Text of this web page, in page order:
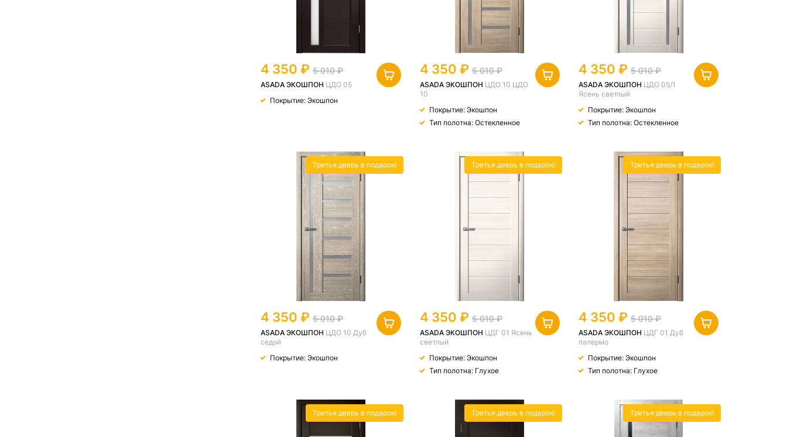
4 350 5 010
ASADA ЭКОШПОН ЦДО 05
Покрытие: Экошпон
4 350 5 010
ASADA ЭКОШПОН ЦДО 10 ЦДО
10
Покрытие: Экошпон
Тип полотна: Остекленное
4 350 5 010
ASADA ЭКОШПОН ЦДО 05/1
Ясень светлый
Покрытие: Экошпон
Тип полотна: Остекленное
Третья дверь в подарок!
4 350 5 010
ASADA ЭКОШПОН ЦДО 10 Дуб
седой
Покрытие: Экошпон
Третья дверь в подарок!
4 350 5 010
ASADA ЭКОШПОН ЦДГ 01 Ясень
светлый
Покрытие: Экошпон
Тип полотна: Глухое
Третья дверь в подарок!
4 350 5 010
ASADA ЭКОШПОН ЦДГ 01 Дуб
палермо
Покрытие: Экошпон
Тип полотна: Глухое
Третья дверь в подарок! Третья дверь в подарок! Третья дверь в подарок!